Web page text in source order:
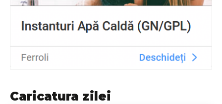
Caricatura zilei